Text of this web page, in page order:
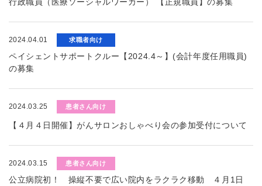
2024.04.01 求職者向け
ペイシェントサポートクルー【2024.4～】(会計年度任用職員)
の募集
2024.03.25 患者さん向け
【４月４日開催】がんサロンおしゃべり会の参加受付について
2024.03.15 患者さん向け
公立病院初！ 操縦不要で広い院内をラクラク移動 ４月1日